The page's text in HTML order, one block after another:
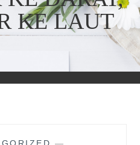
KE LAUT